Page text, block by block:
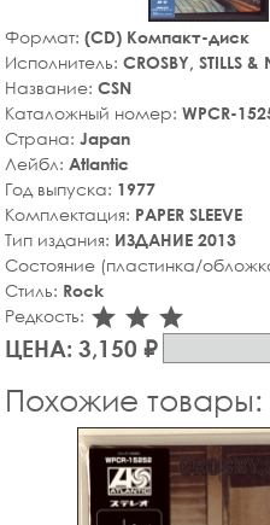
Формат: (CD) Компакт-диск
Исполнитель: CROSBY, STILLS &
Название: CSN
Каталожный номер: WPCR-
Страна: Japan
Лейбл: Atlantic
Год выпуска: 1977
Комплектация: PAPER SLEEVE
Тип издания: ИЗДАНИЕ 2013
Состояние (пластинка/
Стиль: Rock
Редкость: star_rate
ЦЕНА: 3,150 ₽
Похожие товары: